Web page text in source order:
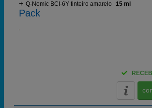
Q-Nomic BCI-6Y tinteiro amarelo
15 ml
Pack